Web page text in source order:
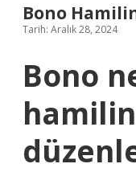
Bono
Tarih: Aralık 28, 2024
Bono